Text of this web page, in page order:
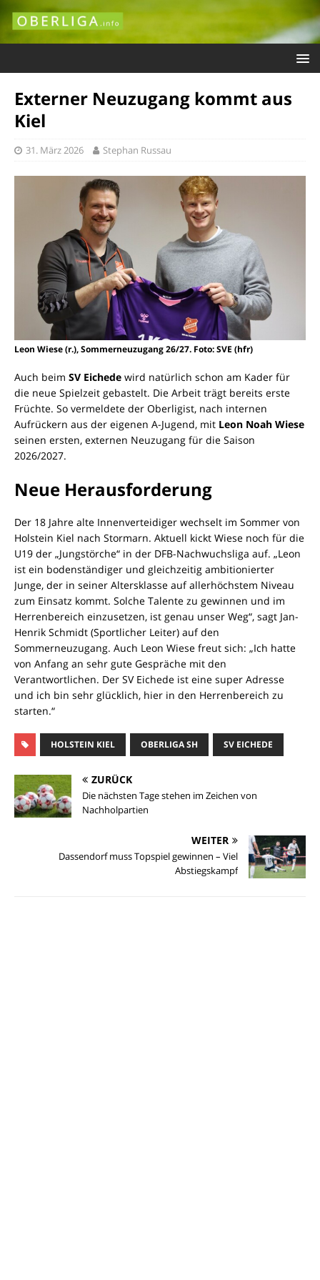
Externer Neuzugang kommt aus
Kiel
31. März 2026 Stephan Russau
Leon Wiese (r.), Sommerneuzugang 26/27. Foto: SVE (hfr)
Auch beim SV Eichede wird natürlich schon am Kader für
die neue Spielzeit gebastelt. Die Arbeit trägt bereits erste
Früchte. So vermeldete der Oberligist, nach internen
Aufrückern aus der eigenen A-Jugend, mit Leon Noah Wiese
seinen ersten, externen Neuzugang für die Saison
2026/2027.
Neue Herausforderung
Der 18 Jahre alte Innenverteidiger wechselt im Sommer von
Holstein Kiel nach Stormarn. Aktuell kickt Wiese noch für die
U19 der „Jungstörche“ in der DFB-Nachwuchsliga auf. „Leon
ist ein bodenständiger und gleichzeitig ambitionierter
Junge, der in seiner Altersklasse auf allerhöchstem Niveau
zum Einsatz kommt. Solche Talente zu gewinnen und im
Herrenbereich einzusetzen, ist genau unser Weg“, sagt Jan-
Henrik Schmidt (Sportlicher Leiter) auf den
Sommerneuzugang. Auch Leon Wiese freut sich: „Ich hatte
von Anfang an sehr gute Gespräche mit den
Verantwortlichen. Der SV Eichede ist eine super Adresse
und ich bin sehr glücklich, hier in den Herrenbereich zu
starten.“
HOLSTEIN KIEL OBERLIGA SH SV EICHEDE
ZURÜCK
Die nächsten Tage stehen im Zeichen von
Nachholpartien
WEITER
Dassendorf muss Topspiel gewinnen – Viel
Abstiegskampf